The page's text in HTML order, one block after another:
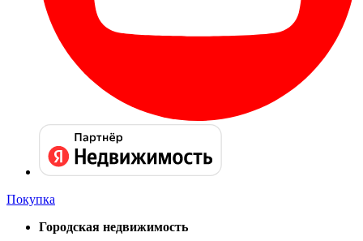
Покупка
Городская недвижимость